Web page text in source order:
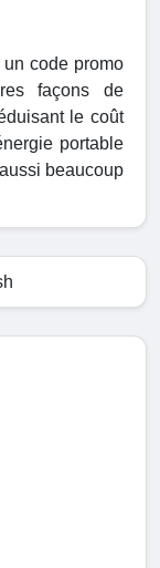
code promo
façons de
le coût
portable
beaucoup